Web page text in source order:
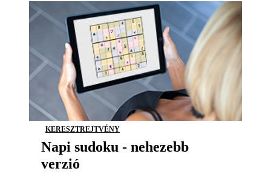
KERESZTREJTVÉNY
Napi sudoku - nehezebb
verzió